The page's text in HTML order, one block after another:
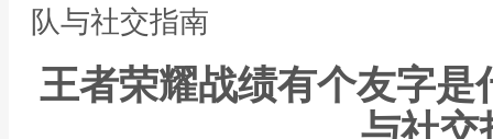
队与社交指南
王者荣耀战绩有个友字是
与社交